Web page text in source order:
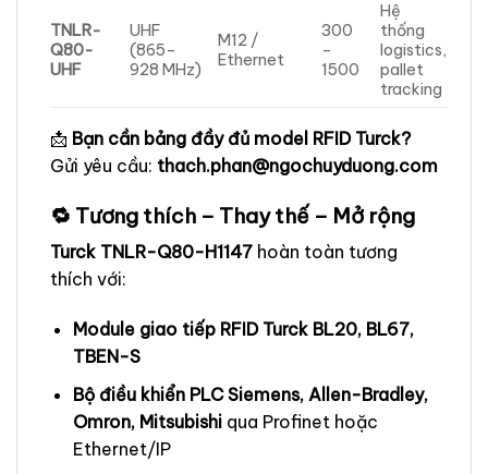
TNLR-
Q80-
UHF
UHF
(865–
928 MHz)
M12 /
Ethernet
300
–
1500
Hệ
thống
logistics,
pallet
tracking
📩 Bạn cần bảng đầy đủ model RFID Turck?
Gửi yêu cầu: thach.phan@ngochuyduong.com
🔁 Tương thích – Thay thế – Mở rộng
Turck TNLR-Q80-H1147 hoàn toàn tương
thích với:
Module giao tiếp RFID Turck BL20, BL67,
TBEN-S
Bộ điều khiển PLC Siemens, Allen-Bradley,
Omron, Mitsubishiqua Profinet hoặc
Ethernet/IP